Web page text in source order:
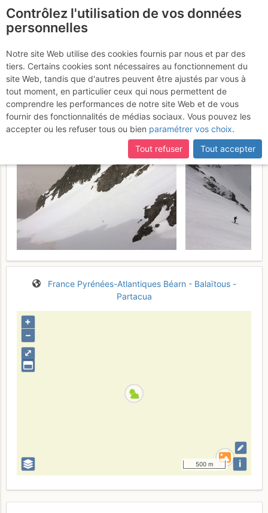
Crête de Gabardères :
par le vallon de
Gabardères
Jeudi 23 février 2017
France Pyrénées-Atlantiques Béarn - Balaïtous -
Partacua
⤢
+
–
500 m i
Contrôlez l'utilisation de vos données
personnelles
Notre site Web utilise des cookies fournis par nous et par des
tiers. Certains cookies sont nécessaires au fonctionnement du
site Web, tandis que d'autres peuvent être ajustés par vous à
tout moment, en particulier ceux qui nous permettent de
comprendre les performances de notre site Web et de vous
fournir des fonctionnalités de médias sociaux. Vous pouvez les
accepter ou les refuser tous ou bien paramétrer vos choix.
Tout refuser
Tout accepter